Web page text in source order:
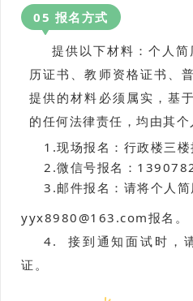
05 报名方式
提供以下材料：个人
历证书、教师资格证书、
提供的材料必须属实，基
的任何法律责任，均由其个
1.现场报名：行政楼三楼
2.微信号报名：
3.邮件报名：请将个人
yyx8980@163.com报名。
4. 接到通知面试时，
证。